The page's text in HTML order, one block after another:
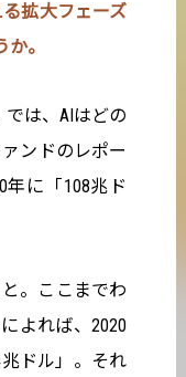
拡大フェーズ
。
は、AIはどの
ンドのレポー
年に「108兆ド
。ここまでわ
よれば、2020
ドル」。それ